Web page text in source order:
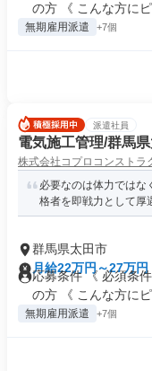
の方 《 こんな方にピ
無期雇用派遣 +7個
派遣社員
電気施工管理/群馬
株式会社コプロコンストラ
必要なのは体力ではな
格者を即戦力として厚
群馬県太田市
月給22万円～27万円
応募条件 《 必須条
の方 《 こんな方にピ
無期雇用派遣 +7個